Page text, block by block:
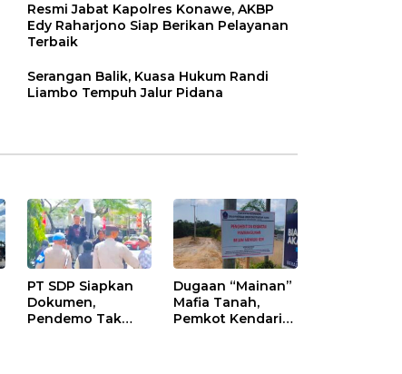
Resmi Jabat Kapolres Konawe, AKBP
Edy Raharjono Siap Berikan Pelayanan
Terbaik
Serangan Balik, Kuasa Hukum Randi
Liambo Tempuh Jalur Pidana
PT SDP Siapkan
Dokumen,
Pendemo Tak
Dugaan “Mainan”
Mafia Tanah,
Pemkot Kendari